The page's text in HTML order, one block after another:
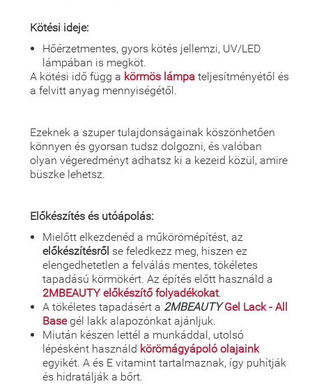
Kötési ideje:
Hőérzetmentes, gyors kötés jellemzi, UV/LED
lámpában is megköt.
A kötési idő függ a körmös lámpa teljesítményétől és
a felvitt anyag mennyiségétől.
Ezeknek a szuper tulajdonságainak köszönhetően
könnyen és gyorsan tudsz dolgozni, és valóban
olyan végeredményt adhatsz ki a kezeid közül, amire
büszke lehetsz.
Előkészítés és utóápolás:
Mielőtt elkezdenéd a műkörömépítést, az
előkészítésről se feledkezz meg, hiszen ez
elengedhetetlen a felválás mentes, tökéletes
tapadású körmökért. Az építés előtt használd a
2MBEAUTY előkészítő folyadékokat.
A tökéletes tapadásért a 2MBEAUTY Gel Lack - All
Basegél lakk alapozónkat ajánljuk.
Miután készen lettél a munkáddal, utolsó
lépésként használd körömágyápoló olajaink
egyikét. A és E vitamint tartalmaznak, így puhítják
és hidratálják a bőrt.